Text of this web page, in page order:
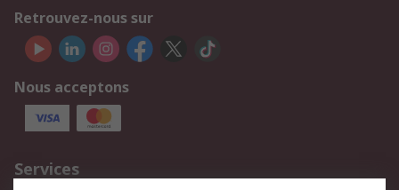
Retrouvez-nous sur
Nous acceptons
Services